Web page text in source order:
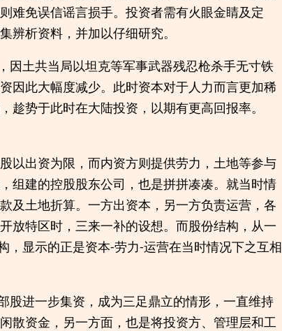
难免误信谣言损手。投资者需有火眼金睛及定
辨析资料，并加以仔细研究。
因土共当局以坦克等军事武器残忍枪杀手无寸铁
因此大幅度减少。此时资本对于人力而言更加稀
势于此时在大陆投资，以期有更高回报率。
以出资为限，而内资方则提供劳力，土地等参与
组建的控股股东公司，也是拼拼凑凑。就当时情
及土地折算。一方出资本，另一方负责运营，各
放特区时，三来一补的设想。而股份结构，从一
，显示的正是资本-劳力-运营在当时情况下之互相
股进一步集资，成为三足鼎立的情形，一直维持
散资金，另一方面，也是将投资方、管理层和工